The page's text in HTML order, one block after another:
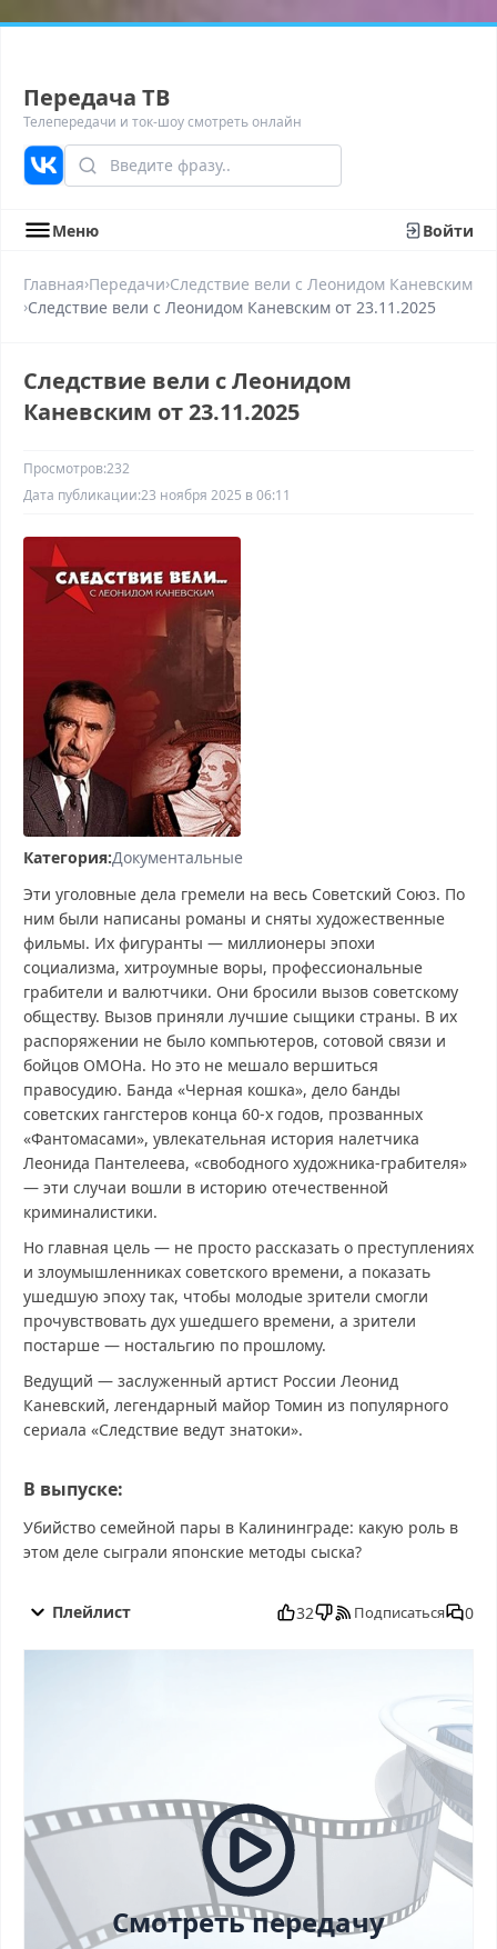
Передача ТВ
Телепередачи и ток-шоу смотреть онлайн
Меню Войти
Главная›Передачи›Следствие вели с Леонидом Каневским
›Следствие вели с Леонидом Каневским от 23.11.2025
Следствие вели с Леонидом
Каневским от 23.11.2025
Просмотров:232
Дата публикации:23 ноября 2025 в 06:11
Категория:Документальные
Эти уголовные дела гремели на весь Советский Союз. По
ним были написаны романы и сняты художественные
фильмы. Их фигуранты — миллионеры эпохи
социализма, хитроумные воры, профессиональные
грабители и валютчики. Они бросили вызов советскому
обществу. Вызов приняли лучшие сыщики страны. В их
распоряжении не было компьютеров, сотовой связи и
бойцов ОМОНа. Но это не мешало вершиться
правосудию. Банда «Черная кошка», дело банды
советских гангстеров конца 60-х годов, прозванных
«Фантомасами», увлекательная история налетчика
Леонида Пантелеева, «свободного художника-грабителя»
— эти случаи вошли в историю отечественной
криминалистики.
Но главная цель — не просто рассказать о преступлениях
и злоумышленниках советского времени, а показать
ушедшую эпоху так, чтобы молодые зрители смогли
прочувствовать дух ушедшего времени, а зрители
постарше — ностальгию по прошлому.
Ведущий — заслуженный артист России Леонид
Каневский, легендарный майор Томин из популярного
сериала «Следствие ведут знатоки».
В выпуске:
Убийство семейной пары в Калининграде: какую роль в
этом деле сыграли японские методы сыска?
бесплатно в хорошем, Следствие вели с Леонидом Каневским
Каневским от 23.11.2025 последний выпуск, смотреть
последний выпуск, Следствие вели с Леонидом Каневским от
23.11.2025 сегодня смотреть, Следствие вели с Леонидом
Каневским от 23.11.2025 выпуск онлайн, Следствие вели с
Леонидом Каневским от 23.11.2025 эфир, Следствие вели с
Леонидом Каневским от 23.11.2025 прямо сейчас, Следствие
вели с Леонидом Каневским от 23.11.2025 телепередача,
прямой эфир Следствие вели с Леонидом Каневским от
23.11.2025 онлайн бесплатно, программа Следствие вели с
Леонидом Каневским от 23.11.2025, смотреть Следствие вели с
Леонидом Каневским от 23.11.2025 онлайн, самое интересное в
Следствие вели с Леонидом Каневским от 23.11.2025,
Плейлист 32 Подписаться 0
Смотреть передачу